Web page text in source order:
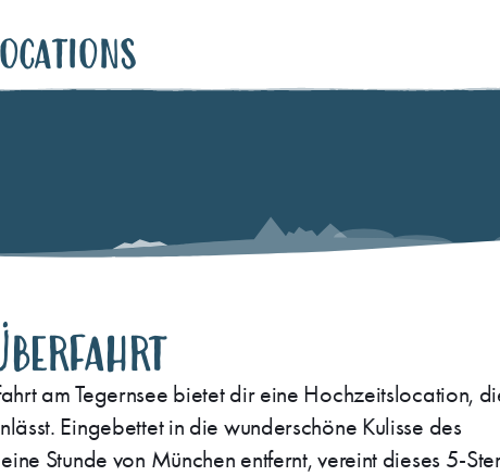
am Tegernsee bietet dir eine Hochzeitslocation,
Eingebettet in die wunderschöne Kulisse des
Stunde von München entfernt, vereint dieses 5-